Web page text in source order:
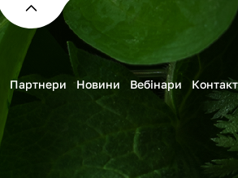
Партнери Новини Вебінари